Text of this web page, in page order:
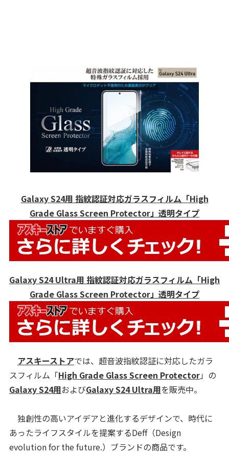
Galaxy S24用 指紋認証対応ガラスフィルム「High
Grade Glass Screen Protector」透明タイプ
Galaxy S24 Ultra用 指紋認証対応ガラスフィルム「High
Grade Glass Screen Protector」透明タイプ
アスキーストアでは、超音波指紋認証に対応したガラ
スフィルム「High Grade Glass Screen Protector」の
Galaxy S24用およびGalaxy S24 Ultra用を販売中。
独創性の高いアイデアと進化するデザインで、時代に
あったライフスタイルを提案するDeff（Design
evolution for the future.）ブランドの商品です。